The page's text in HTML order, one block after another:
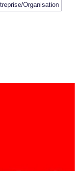
Organisation